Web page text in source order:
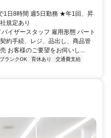
1日8時間 週5日勤務 ★年1回、昇
規定あり
イザースタッフ 雇用形態 パート
約手続、レジ、品出し、商品管
お客様のご要望をお伺いし...
ブランクOK 育休あり
交通費支給